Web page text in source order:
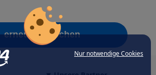
Nur notwendige Cookies
erneut versuchen